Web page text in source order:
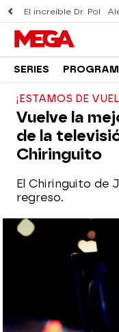
El increíble Dr. Pol
SERIES
¡ESTAMOS DE
Vuelve la
de la
Chiringuito
El Chiringuito de
regreso.
El Chiringuito